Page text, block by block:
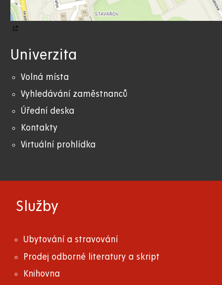
Univerzita
Volná místa
Vyhledávání zaměstnanců
Úřední deska
Kontakty
Virtuální prohlídka
Služby
Ubytování a stravování
Prodej odborné literatury a skript
Knihovna